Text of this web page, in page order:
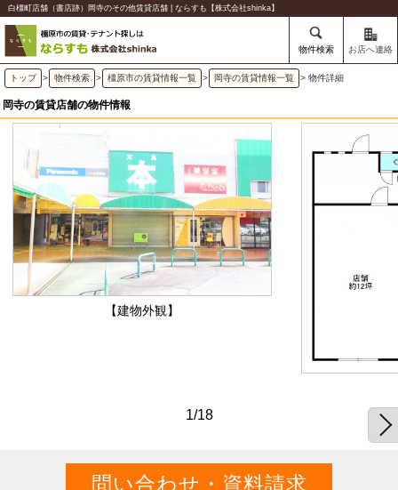
白橿町店舗（書店跡）岡寺のその他賃貸店舗 | ならすも【株式会社shinka】
物件検索 お店へ連絡
トップ > 物件検索 > 橿原市の賃貸情報一覧 > 岡寺の賃貸情報一覧 > 物件詳細
岡寺の賃貸店舗の物件情報
【建物外観】
1/18